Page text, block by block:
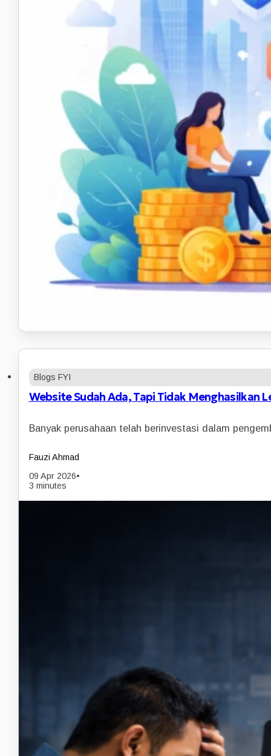
Blogs FYI
Website Sudah Ada, Tapi Tidak Menghasilkan
Banyak perusahaan telah berinvestasi dalam
Fauzi Ahmad
09 Apr 2026•
3 minutes